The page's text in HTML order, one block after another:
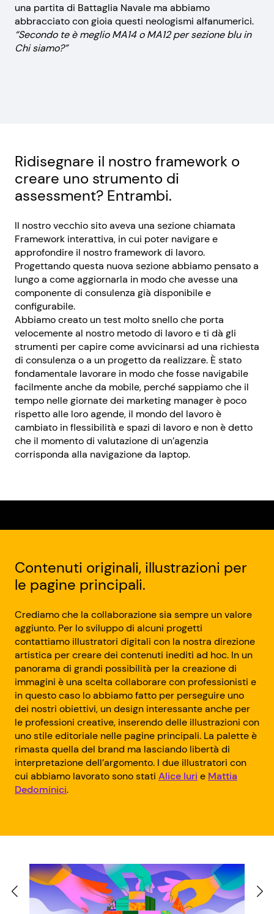
una partita di Battaglia Navale ma abbiamo
abbracciato con gioia questi neologismi alfanumerici.
“Secondo te è meglio MA14 o MA12 per sezione blu in
Chi siamo?”
Ridisegnare il nostro framework o
creare uno strumento di
assessment? Entrambi.
Il nostro vecchio sito aveva una sezione chiamata
Framework interattiva, in cui poter navigare e
approfondire il nostro framework di lavoro.
Progettando questa nuova sezione abbiamo pensato a
lungo a come aggiornarla in modo che avesse una
componente di consulenza già disponibile e
configurabile.
Abbiamo creato un test molto snello che porta
velocemente al nostro metodo di lavoro e ti dà gli
strumenti per capire come avvicinarsi ad una richiesta
di consulenza o a un progetto da realizzare. È stato
fondamentale lavorare in modo che fosse navigabile
facilmente anche da mobile, perché sappiamo che il
tempo nelle giornate dei marketing manager è poco
rispetto alle loro agende, il mondo del lavoro è
cambiato in flessibilità e spazi di lavoro e non è detto
che il momento di valutazione di un’agenzia
corrisponda alla navigazione da laptop.
Contenuti originali, illustrazioni per
le pagine principali.
Crediamo che la collaborazione sia sempre un valore
aggiunto. Per lo sviluppo di alcuni progetti
contattiamo illustratori digitali con la nostra direzione
artistica per creare dei contenuti inediti ad hoc. In un
panorama di grandi possibilità per la creazione di
immagini è una scelta collaborare con professionisti e
in questo caso lo abbiamo fatto per perseguire uno
dei nostri obiettivi, un design interessante anche per
le professioni creative, inserendo delle illustrazioni con
uno stile editoriale nelle pagine principali. La palette è
rimasta quella del brand ma lasciando libertà di
interpretazione dell’argomento. I due illustratori con
cui abbiamo lavorato sono stati Alice Iuri e Mattia
Dedominici.